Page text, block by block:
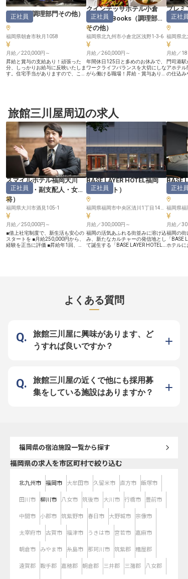
清流庵（調理部門その他）
正社員
福岡県朝倉市秋月1058
月給／220,000円～
昇給と賞与の支給あり！頑張った
分、しっかりお給与に反映いたしま
す。住宅手当がありますので、これ
流庵のお料理は、九州各地から厳選
された食材をふんだんに使った本格
会席料理。こだわりをちりばめた空
間で、驚きと感動を提供していま
す。※この求人は2023年10月6日時
点の情報です
クインテッサホテル小倉
Comic&Books （調理部門
その他）
正社員
福岡県北九州市小倉北区浅野1-3-6
月給／260,000円～
年間休日125日と多めのお休みで、
ワークライフバランスを大切にしな
がら働ける職場！昇給・賞与あり、
業務をお任せいたします。未経験か
らの挑戦大歓迎！和食や中華、洋食
まで、さまざまな料理の経験が積め
るので、成長できる環境が整ってい
ます。※この求人は2023年4月25日
プレミ
理部門
正社員
福岡県北
月給／
門司港
アホテル
の仕込み
磨ける環
や昇給
旅館三川屋周辺の求人
スマイルホテル福岡大川
（支配人・副支配人・女
将）
正社員
福岡県大川市酒見105-1
月給／250,000円～
■借上社宅制度で、新生活も安心の
スタートを ■月給250,000円から、
経験を正当に評価 ■昇給年1回、賞
域に根ざした温かいおもてなしを大
切にし、訪れるすべてのお客様にと
に直結するやりがいを感じられるで
しょう。 ーー成長を支える環境と
キャリアアップの道 社会保険完備
はもちろん、従業員割引制度や資格
アアップを目指せる環境です。借上
社宅制度も完備しており、安心して
長く働き続けられるよう、会社全体
でサポートいたします。
BASE LAYER HOTEL福岡
（フロント ）
正社員
月給／300,000円～
福岡の活気あふれる街並みに溶け込
み、新たなカルチャーの発信地とし
て誕生する「BASE LAYER HOTEL
待されているかを瞬時に察する。あ
なたの魅力がそのままホテルの価値
に繋がります。 ＼2026年4月オー
タッフとしてイチからホテルの未来
を創る ■月給30万円以上の安定収
入！ ■産休・育休も男女共に取得実
績多数！長く働ける環境 ■グローバ
いや立ち居振る舞いを通じて、お客
様の期待を超える価値を提供したい
方を歓迎します。実質年間休日112
日、月給30万円以上という安定し
BASE
（宿泊
正社員
月給／
福岡の街
「BASE
ホテルに
ける 業務の枠を超え、お客様の特
ブな視
提案して
よくある質問
旅館三川屋に興味があります、ど
うすれば良いですか？
旅館三川屋の近くで他にも採用募
集をしている施設はありますか？
福岡県の宿泊施設一覧から探す
福岡県の求人を市区町村で絞り込む
北九州市 福岡市 大牟田市 久留米市 直方市 飯塚市
田川市 柳川市 八女市 筑後市 大川市 行橋市 豊前市
中間市 小郡市 筑紫野市 春日市 大野城市 宗像市
太宰府市 古賀市 福津市 うきは市 宮若市 嘉麻市
朝倉市 みやま市 糸島市 那珂川市 筑紫郡 糟屋郡
遠賀郡 鞍手郡 嘉穂郡 朝倉郡 三井郡 三潴郡 八女郡